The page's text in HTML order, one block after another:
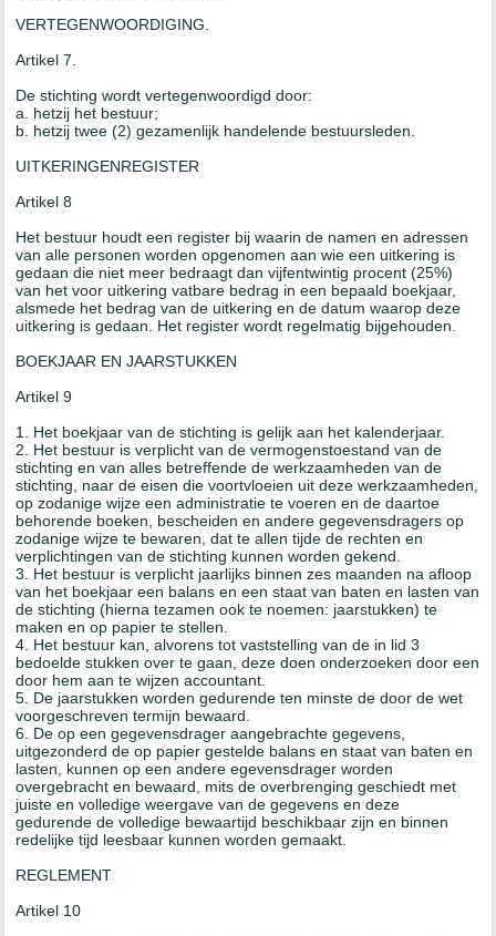
VERTEGENWOORDIGING.
Artikel 7.
De stichting wordt vertegenwoordigd door:
a. hetzij het bestuur;
b. hetzij twee (2) gezamenlijk handelende bestuursleden.
UITKERINGENREGISTER
Artikel 8
Het bestuur houdt een register bij waarin de namen en adressen
van alle personen worden opgenomen aan wie een uitkering is
gedaan die niet meer bedraagt dan vijfentwintig procent (25%)
van het voor uitkering vatbare bedrag in een bepaald boekjaar,
alsmede het bedrag van de uitkering en de datum waarop deze
uitkering is gedaan. Het register wordt regelmatig bijgehouden.
BOEKJAAR EN JAARSTUKKEN
Artikel 9
1. Het boekjaar van de stichting is gelijk aan het kalenderjaar.
2. Het bestuur is verplicht van de vermogenstoestand van de
stichting en van alles betreffende de werkzaamheden van de
stichting, naar de eisen die voortvloeien uit deze werkzaamheden,
op zodanige wijze een administratie te voeren en de daartoe
behorende boeken, bescheiden en andere gegevensdragers op
zodanige wijze te bewaren, dat te allen tijde de rechten en
verplichtingen van de stichting kunnen worden gekend.
3. Het bestuur is verplicht jaarlijks binnen zes maanden na afloop
van het boekjaar een balans en een staat van baten en lasten van
de stichting (hierna tezamen ook te noemen: jaarstukken) te
maken en op papier te stellen.
4. Het bestuur kan, alvorens tot vaststelling van de in lid 3
bedoelde stukken over te gaan, deze doen onderzoeken door een
door hem aan te wijzen accountant.
5. De jaarstukken worden gedurende ten minste de door de wet
voorgeschreven termijn bewaard.
6. De op een gegevensdrager aangebrachte gegevens,
uitgezonderd de op papier gestelde balans en staat van baten en
lasten, kunnen op een andere egevensdrager worden
overgebracht en bewaard, mits de overbrenging geschiedt met
juiste en volledige weergave van de gegevens en deze
gedurende de volledige bewaartijd beschikbaar zijn en binnen
redelijke tijd leesbaar kunnen worden gemaakt.
REGLEMENT
Artikel 10